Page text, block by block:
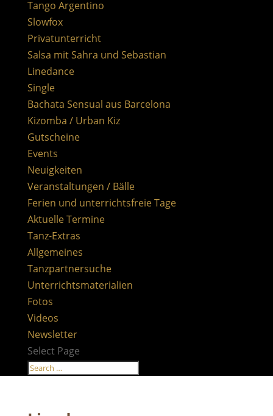
Tango Argentino
Slowfox
Privatunterricht
Salsa mit Sahra und Sebastian
Linedance
Single
Bachata Sensual aus Barcelona
Kizomba / Urban Kiz
Gutscheine
Events
Neuigkeiten
Veranstaltungen / Bälle
Ferien und unterrichtsfreie Tage
Aktuelle Termine
Tanz-Extras
Allgemeines
Tanzpartnersuche
Unterrichtsmaterialien
Fotos
Videos
Newsletter
Select Page